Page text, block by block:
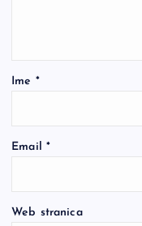
Ime *
Email *
Web stranica